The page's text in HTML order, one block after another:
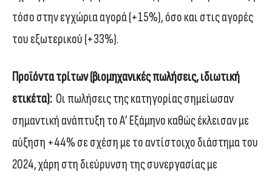
τόσο στην εγχώρια αγορά (+15%), όσο και στις αγορές
του εξωτερικού (+33%).
Προϊόντα τρίτων (βιομηχανικές πωλήσεις, ιδιωτική
ετικέτα): Οι πωλήσεις της κατηγορίας σημείωσαν
σημαντική ανάπτυξη το Α’ Εξάμηνο καθώς έκλεισαν με
αύξηση +44% σε σχέση με το αντίστοιχο διάστημα του
2024, χάρη στη διεύρυνση της συνεργασίας με